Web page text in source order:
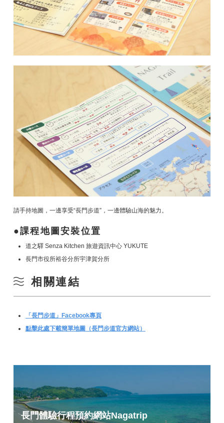
請手持地圖，一邊享受“長門步道”，一邊體驗山海的魅力。
課程地圖安裝位置
道之驛 Senza Kitchen 旅遊資訊中心 YUKUTE
長門市役所裕谷分所宇津賀分所
相關連結
「長門步道」Facebook專頁
點擊此處下載簡單地圖（長門步道官方網站）
長門體驗行程預約網站Nagatrip